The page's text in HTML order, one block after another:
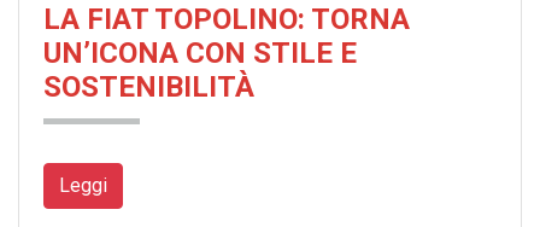
LA FIAT TOPOLINO: TORNA
UN’ICONA CON STILE E
SOSTENIBILITÀ
Leggi